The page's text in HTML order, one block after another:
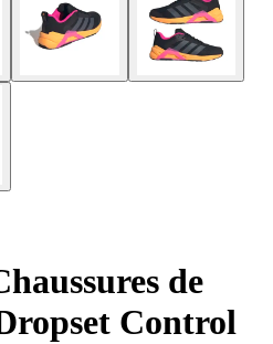
de
Control